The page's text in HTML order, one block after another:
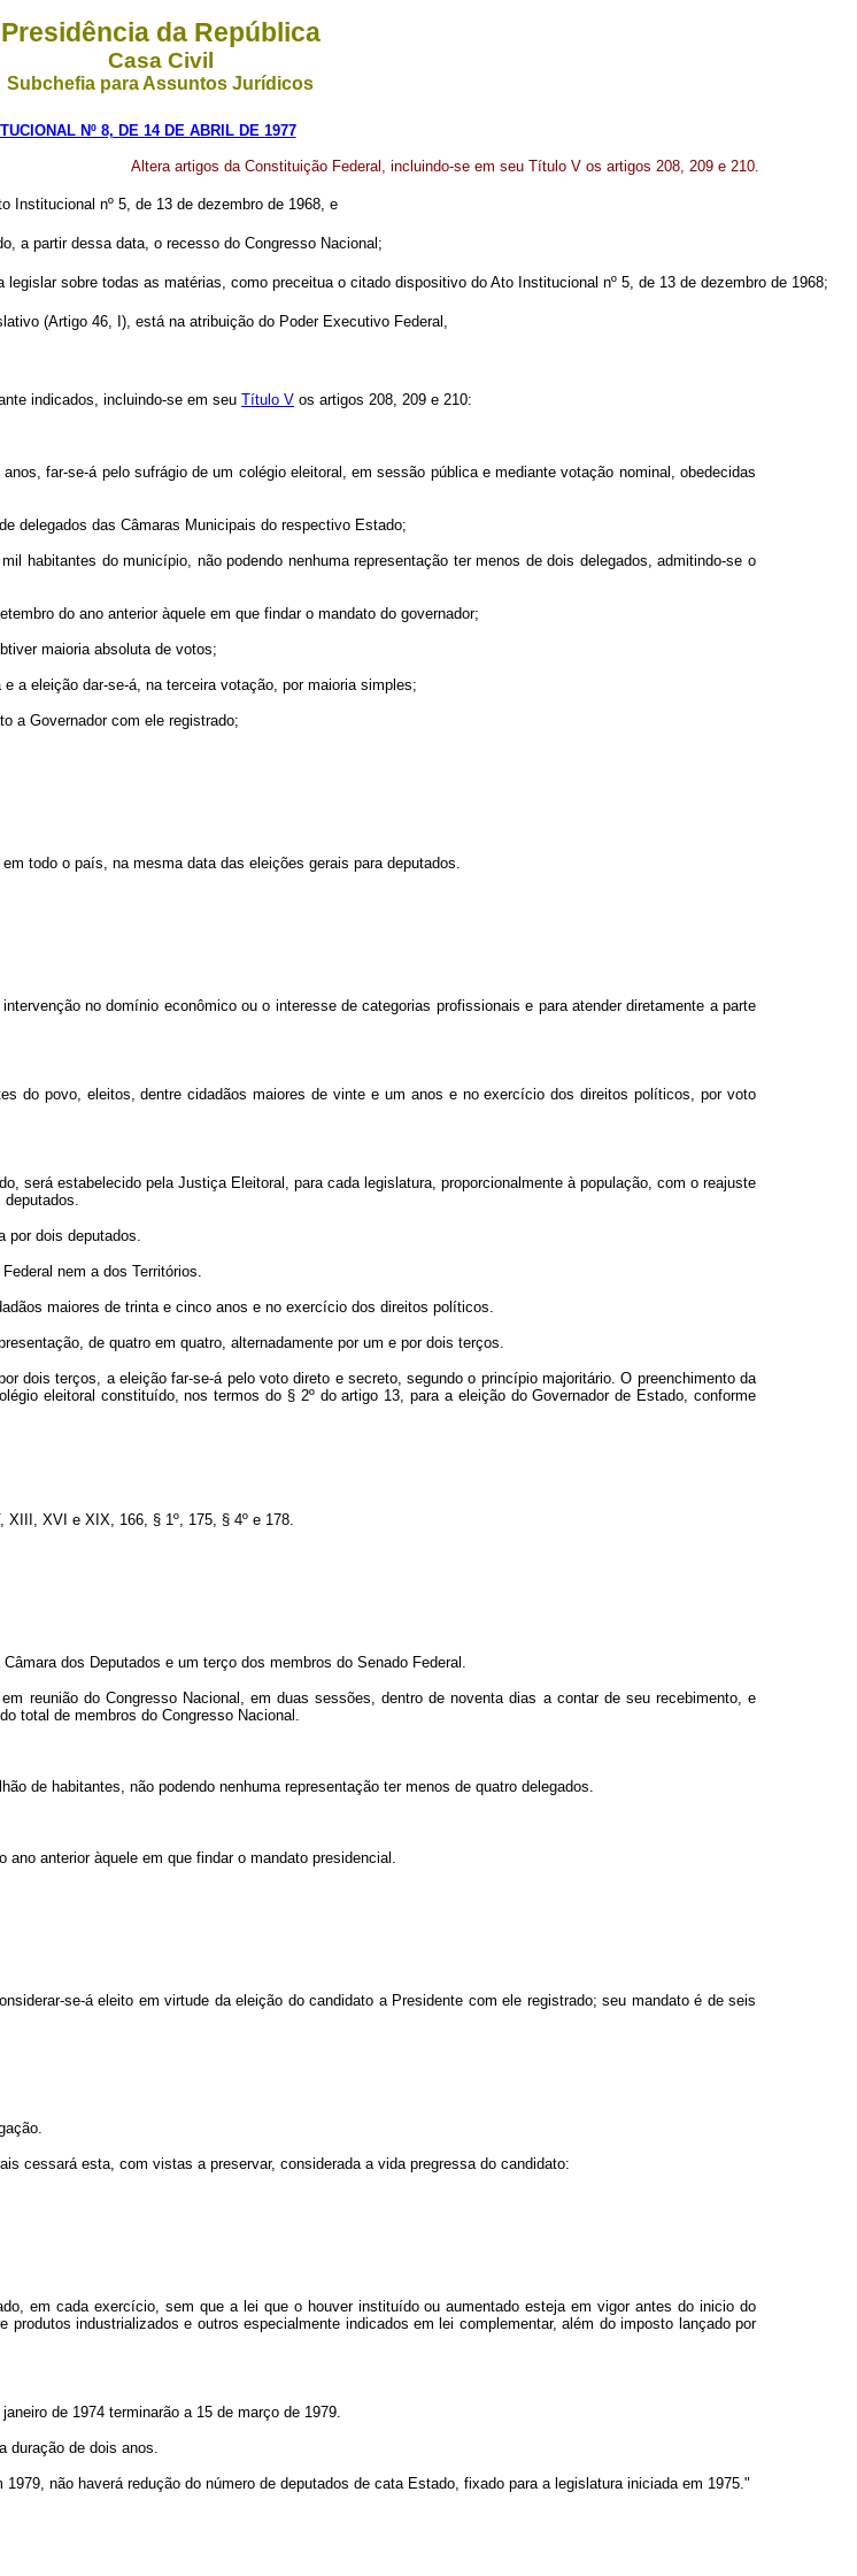
Presidência da República
Casa Civil
Subchefia para Assuntos Jurídicos
Nº 8, DE 14 DE ABRIL DE 1977
Altera artigos da Constituição Federal, incluindo-se em seu Título V os artigos 208, 209 e 210.
Institucional nº 5, de 13 de dezembro de 1968, e
a partir dessa data, o recesso do Congresso Nacional;
sobre todas as matérias, como preceitua o citado dispositivo do Ato Institucional nº 5, de 13 de dezembro de 1968;
(Artigo 46, I), está na atribuição do Poder Executivo Federal,
indicados, incluindo-se em seu Título V os artigos 208, 209 e 210:
far-se-á pelo sufrágio de um colégio eleitoral, em sessão pública e mediante votação nominal, obedecidas
delegados das Câmaras Municipais do respectivo Estado;
habitantes do município, não podendo nenhuma representação ter menos de dois delegados, admitindo-se o
do ano anterior àquele em que findar o mandato do governador;
maioria absoluta de votos;
a eleição dar-se-á, na terceira votação, por maioria simples;
a Governador com ele registrado;
todo o país, na mesma data das eleições gerais para deputados.
no domínio econômico ou o interesse de categorias profissionais e para atender diretamente a parte
do povo, eleitos, dentre cidadãos maiores de vinte e um anos e no exercício dos direitos políticos, por voto
será estabelecido pela Justiça Eleitoral, para cada legislatura, proporcionalmente à população, com o reajuste
por dois deputados.
nem a dos Territórios.
maiores de trinta e cinco anos e no exercício dos direitos políticos.
de quatro em quatro, alternadamente por um e por dois terços.
dois terços, a eleição far-se-á pelo voto direto e secreto, segundo o princípio majoritário. O preenchimento da
eleitoral constituído, nos termos do § 2º do artigo 13, para a eleição do Governador de Estado, conforme
XVI e XIX, 166, § 1º, 175, § 4º e 178.
dos Deputados e um terço dos membros do Senado Federal.
reunião do Congresso Nacional, em duas sessões, dentro de noventa dias a contar de seu recebimento, e
total de membros do Congresso Nacional.
de habitantes, não podendo nenhuma representação ter menos de quatro delegados.
anterior àquele em que findar o mandato presidencial.
se-á eleito em virtude da eleição do candidato a Presidente com ele registrado; seu mandato é de seis
cessará esta, com vistas a preservar, considerada a vida pregressa do candidato:
em cada exercício, sem que a lei que o houver instituído ou aumentado esteja em vigor antes do inicio do
industrializados e outros especialmente indicados em lei complementar, além do imposto lançado por
de 1974 terminarão a 15 de março de 1979.
duração de dois anos.
não haverá redução do número de deputados de cata Estado, fixado para a legislatura iniciada em 1975."